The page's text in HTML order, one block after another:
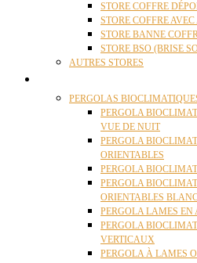
STORE COFFRE
STORE COFFRE
STORE BANNE
STORE BSO (BRISE
AUTRES STORES
PERGOLAS
PERGOLA
VUE DE NUIT
PERGOLA
ORIENTABLES
PERGOLA
PERGOLA
ORIENTABLES
PERGOLA LAMES
PERGOLA
VERTICAUX
PERGOLA À LAMES